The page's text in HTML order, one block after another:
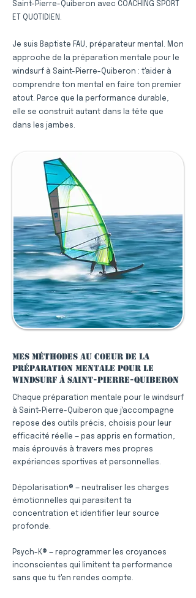
Saint-Pierre-Quiberon avec COACHING SPORT
ET QUOTIDIEN.
Je suis Baptiste FAU, préparateur mental. Mon
approche de la préparation mentale pour le
windsurf à Saint-Pierre-Quiberon : t'aider à
comprendre ton mental en faire ton premier
atout. Parce que la performance durable,
elle se construit autant dans la tête que
dans les jambes.
Mes méthodes au coeur de la
préparation mentale pour le
windsurf à Saint-Pierre-Quiberon
Chaque préparation mentale pour le windsurf
à Saint-Pierre-Quiberon que j'accompagne
repose des outils précis, choisis pour leur
efficacité réelle — pas appris en formation,
mais éprouvés à travers mes propres
expériences sportives et personnelles.
Dépolarisation® — neutraliser les charges
émotionnelles qui parasitent ta
concentration et identifier leur source
profonde.
Psych-K® — reprogrammer les croyances
inconscientes qui limitent ta performance
sans que tu t'en rendes compte.